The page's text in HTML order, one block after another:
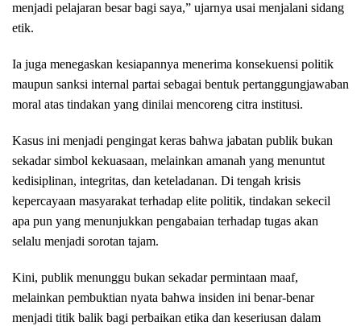
menjadi pelajaran besar bagi saya,” ujarnya usai menjalani sidang
etik.
Ia juga menegaskan kesiapannya menerima konsekuensi politik
maupun sanksi internal partai sebagai bentuk pertanggungjawaban
moral atas tindakan yang dinilai mencoreng citra institusi.
Kasus ini menjadi pengingat keras bahwa jabatan publik bukan
sekadar simbol kekuasaan, melainkan amanah yang menuntut
kedisiplinan, integritas, dan keteladanan. Di tengah krisis
kepercayaan masyarakat terhadap elite politik, tindakan sekecil
apa pun yang menunjukkan pengabaian terhadap tugas akan
selalu menjadi sorotan tajam.
Kini, publik menunggu bukan sekadar permintaan maaf,
melainkan pembuktian nyata bahwa insiden ini benar-benar
menjadi titik balik bagi perbaikan etika dan keseriusan dalam